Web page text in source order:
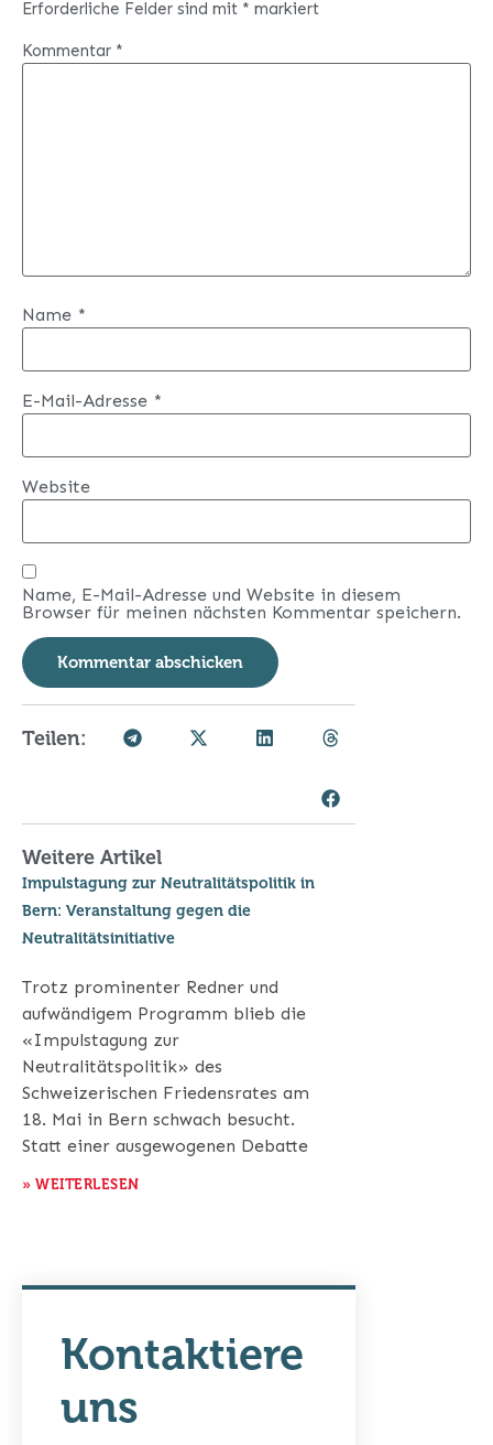
Erforderliche Felder sind mit * markiert
Kommentar *
Name *
E-Mail-Adresse *
Website
Name, E-Mail-Adresse und Website in diesem
Browser für meinen nächsten Kommentar speichern.
Teilen:
Weitere Artikel
Impulstagung zur Neutralitätspolitik in
Bern: Veranstaltung gegen die
Neutralitätsinitiative
Trotz prominenter Redner und
aufwändigem Programm blieb die
«Impulstagung zur
Neutralitätspolitik» des
Schweizerischen Friedensrates am
18. Mai in Bern schwach besucht.
Statt einer ausgewogenen Debatte
» WEITERLESEN
Kontaktiere
uns